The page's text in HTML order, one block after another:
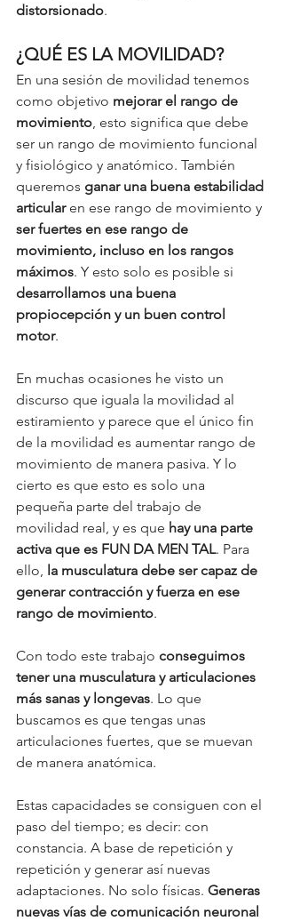
distorsionado.
¿QUÉ ES LA MOVILIDAD?
En una sesión de movilidad tenemos
como objetivo mejorar el rango de
movimiento , esto significa que debe
ser un rango de movimiento funcional
y fisiológico y anatómico. También
queremos ganar una buena estabilidad
articular en ese rango de movimiento y
ser fuertes en ese rango de
movimiento, incluso en los rangos
máximos. Y esto solo es posible si
desarrollamos una buena
propiocepción y un buen control
motor.
En muchas ocasiones he visto un
discurso que iguala la movilidad al
estiramiento y parece que el único fin
de la movilidad es aumentar rango de
movimiento de manera pasiva. Y lo
cierto es que esto es solo una
pequeña parte del trabajo de
movilidad real, y es que hay una parte
activa que es FUN DA MEN TAL. Para
ello, la musculatura debe ser capaz de
generar contracción y fuerza en ese
rango de movimiento.
Con todo este trabajo conseguimos
tener una musculatura y articulaciones
más sanas y longevas. Lo que
buscamos es que tengas unas
articulaciones fuertes, que se muevan
de manera anatómica.
Estas capacidades se consiguen con el
paso del tiempo; es decir: con
constancia. A base de repetición y
repetición y generar así nuevas
adaptaciones. No solo físicas. Generas
nuevas vías de comunicación neuronal